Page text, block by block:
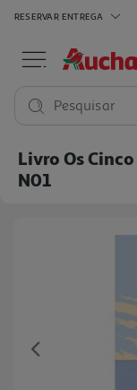
RESERVAR ENTREGA
Pesquisar
Livro Os
N01
Previous